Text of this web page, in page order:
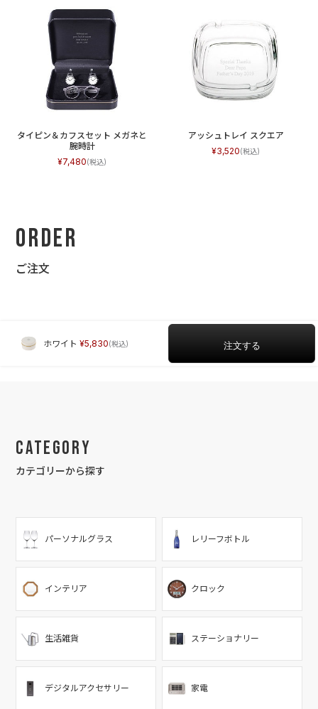
タイピン＆カフスセット メガネと
腕時計
7,480
アッシュトレイ スクエア
3,520
Order
ご注文
ホワイト 5,830
Category
カテゴリーから探す
パーソナルグラス レリーフボトル
インテリア クロック
生活雑貨 ステーショナリー
デジタルアクセサリー 家電